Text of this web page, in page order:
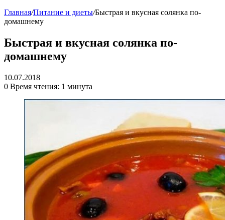
Главная/Питание и диеты/Быстрая и вкусная солянка по-
домашнему
Быстрая и вкусная солянка по-
домашнему
10.07.2018
0 Время чтения: 1 минута